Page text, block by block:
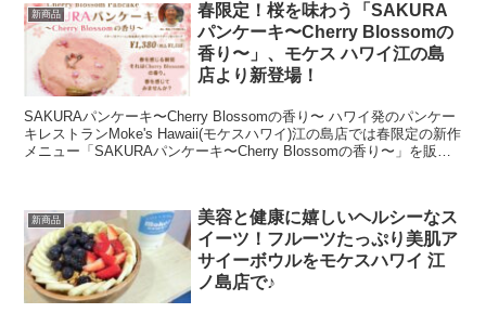
新商品
春限定！桜を味わう「SAKURA
パンケーキ〜Cherry Blossomの
香り〜」、モケス ハワイ江の島
店より新登場！
SAKURAパンケーキ〜Cherry Blossomの香り〜 ハワイ発のパンケー
キレストランMoke's Hawaii(モケスハワイ)江の島店では春限定の新作
メニュー「SAKURAパンケーキ〜Cherry Blossomの香り〜」を販売
新商品
美容と健康に嬉しいヘルシーなス
イーツ！フルーツたっぷり美肌ア
サイーボウルをモケスハワイ 江
ノ島店で♪